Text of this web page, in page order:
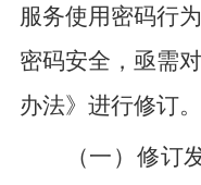
服务使用密码行
密码安全，亟需
办法》进行修订。
（一）修订